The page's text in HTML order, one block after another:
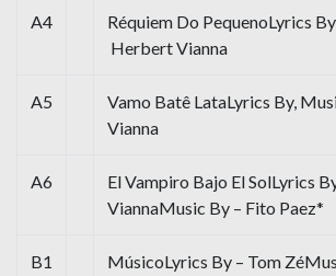
A4
Réquiem Do PequenoLyrics
Herbert Vianna
A5
Vamo Batê LataLyrics By,
Vianna
A6
El Vampiro Bajo El SolLyrics
ViannaMusic By – Fito Paez*
B1
MúsicoLyrics By – Tom